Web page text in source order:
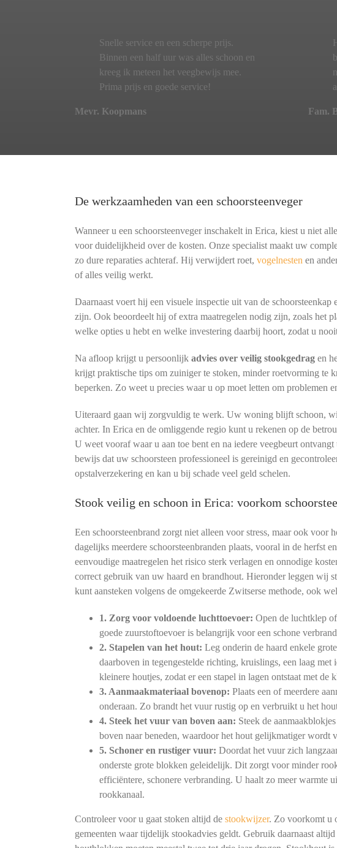
Snelle service en een scherpe prijs.
Binnen een half uur was alles schoon en
kreeg ik meteen het veegbewijs mee.
Prima prijs en goede service!
Mevr. Koopmans Fam.
De werkzaamheden van een schoorsteenveger
Wanneer u een schoorsteenveger inschakelt in Erica, kiest u niet
voor duidelijkheid over de kosten. Onze specialist maakt uw
zo dure reparaties achteraf. Hij verwijdert roet, vogelnesten en
of alles veilig werkt.
Daarnaast voert hij een visuele inspectie uit van de
zijn. Ook beoordeelt hij of extra maatregelen nodig zijn, zoals het
welke opties u hebt en welke investering daarbij hoort, zodat u
Na afloop krijgt u persoonlijk advies over veilig stookgedragen
krijgt praktische tips om zuiniger te stoken, minder roetvorming te
beperken. Zo weet u precies waar u op moet letten om problemen
Uiteraard gaan wij zorgvuldig te werk. Uw woning blijft schoon,
achter. In Erica en de omliggende regio kunt u rekenen op de
U weet vooraf waar u aan toe bent en na iedere veegbeurt ontvangt
bewijs dat uw schoorsteen professioneel is gereinigd en
opstalverzekering en kan u bij schade veel geld schelen.
Stook veilig en schoon in Erica: voorkom
Een schoorsteenbrand zorgt niet alleen voor stress, maar ook voor
dagelijks meerdere schoorsteenbranden plaats, vooral in de herfst
eenvoudige maatregelen het risico sterk verlagen en onnodige
correct gebruik van uw haard en brandhout. Hieronder leggen wij
kunt aansteken volgens de omgekeerde Zwitserse methode, ook
1. Zorg voor voldoende luchttoevoer: Open de luchtklep
goede zuurstoftoevoer is belangrijk voor een schone
2. Stapelen van het hout: Leg onderin de haard enkele
daarboven in tegengestelde richting, kruislings, een laag
kleinere houtjes, zodat er een stapel in lagen ontstaat met de
3. Aanmaakmateriaal bovenop: Plaats een of meerdere
onderaan. Zo brandt het vuur rustig op en verbruikt u het
4. Steek het vuur van boven aan: Steek de
boven naar beneden, waardoor het hout gelijkmatiger wordt
5. Schoner en rustiger vuur: Doordat het vuur zich
onderste grote blokken geleidelijk. Dit zorgt voor minder
efficiëntere, schonere verbranding. U haalt zo meer warmte
rookkanaal.
Controleer voor u gaat stoken altijd de stookwijzer. Zo voorkomt u
gemeenten waar tijdelijk stookadvies geldt. Gebruik daarnaast